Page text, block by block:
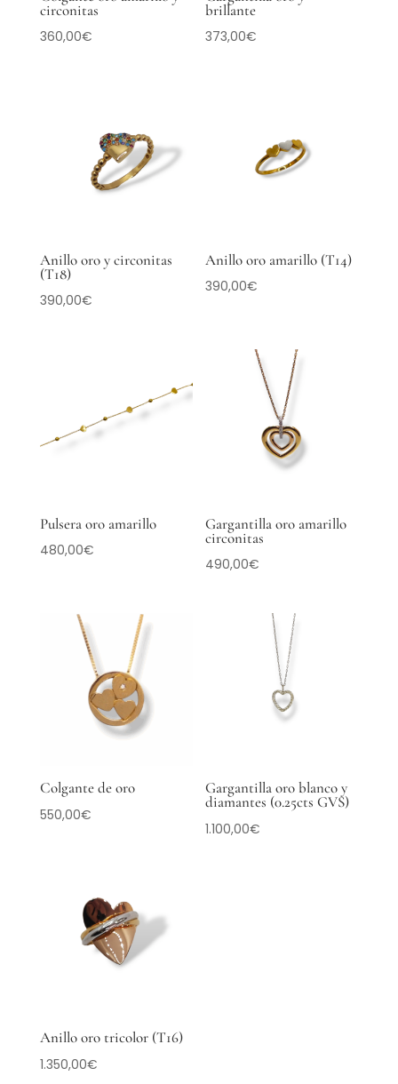
circonitas
360,00€
brillante
373,00€
Anillo oro y circonitas
(T18)
390,00€
Anillo oro amarillo (T14)
390,00€
Pulsera oro amarillo
480,00€
Gargantilla oro amarillo
circonitas
490,00€
Colgante de oro
550,00€
Gargantilla oro blanco y
diamantes (0.25cts GVS)
1.100,00€
Anillo oro tricolor (T16)
1.350,00€